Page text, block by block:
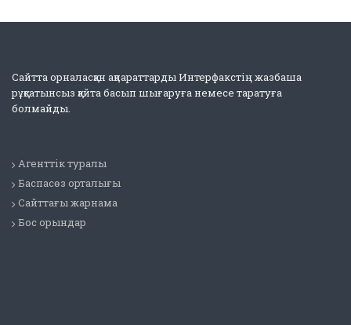
Сайтта орналасқан ақпараттарды Интерфакстің жазбаша
рұқсатынсыз қайта басып шығаруға немесе таратуға
болмайды.
Агенттік туралы
Баспасөз орталығы
Сайттағы жарнама
Бос орындар